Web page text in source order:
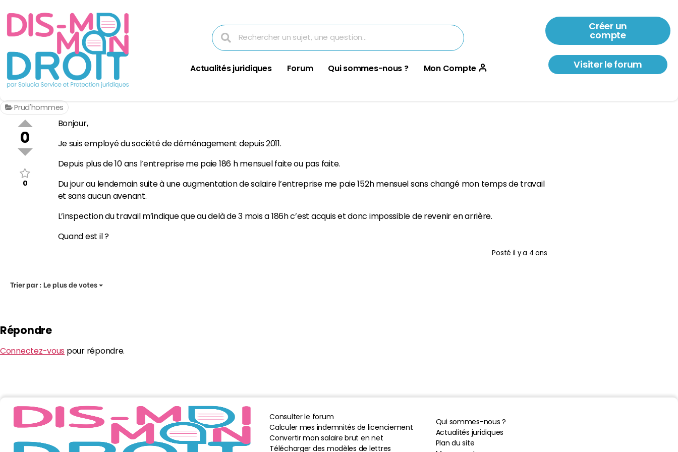
Actualités juridiques Forum Qui sommes-nous ? Mon Compte
Créer un
compte
Visiter le forum
Prud'hommes
0
0
Bonjour,
Je suis employé du société de déménagement depuis 2011.
Depuis plus de 10 ans l’entreprise me paie 186 h mensuel faite ou pas faite.
Du jour au lendemain suite à une augmentation de salaire l’entreprise me paie 152h mensuel sans changé mon temps de travail
et sans aucun avenant.
L’inspection du travail m’indique que au delà de 3 mois a 186h c’est acquis et donc impossible de revenir en arrière.
Quand est il ?
Posté il y a 4 ans
Trier par :Le plus de votes
Répondre
Connectez-vous pour répondre.
Consulter le forum
Calculer mes indemnités de licenciement
Convertir mon salaire brut en net
Télécharger des modèles de lettres
Qui sommes-nous ?
Actualités juridiques
Plan du site